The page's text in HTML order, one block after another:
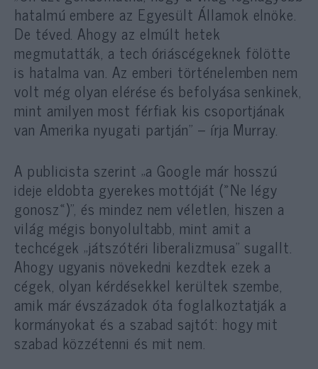
hatalmú embere az Egyesült Államok elnöke.
De téved. Ahogy az elmúlt hetek
megmutatták, a tech óriáscégeknek fölötte
is hatalma van. Az emberi történelemben nem
volt még olyan elérése és befolyása senkinek,
mint amilyen most férfiak kis csoportjának
van Amerika nyugati partján” – írja Murray.
A publicista szerint „a Google már hosszú
ideje eldobta gyerekes mottóját (»Ne légy
gonosz«)”, és mindez nem véletlen, hiszen a
világ mégis bonyolultabb, mint amit a
techcégek „játszótéri liberalizmusa” sugallt.
Ahogy ugyanis növekedni kezdtek ezek a
cégek, olyan kérdésekkel kerültek szembe,
amik már évszázadok óta foglalkoztatják a
kormányokat és a szabad sajtót: hogy mit
szabad közzétenni és mit nem.